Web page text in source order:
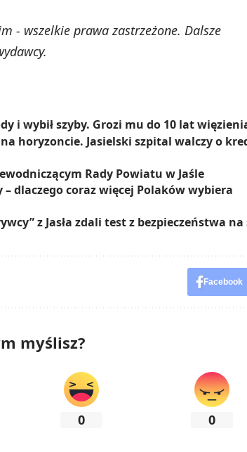
- wszelkie prawa zastrzeżone. Dalsze
i wybił szyby. Grozi mu do 10 lat
horyzoncie. Jasielski szpital walczy o
Rady Powiatu w Jaśle
dlaczego coraz więcej Polaków wybiera
z Jasła zdali test z bezpieczeństwa
Facebook
myślisz?
0 0